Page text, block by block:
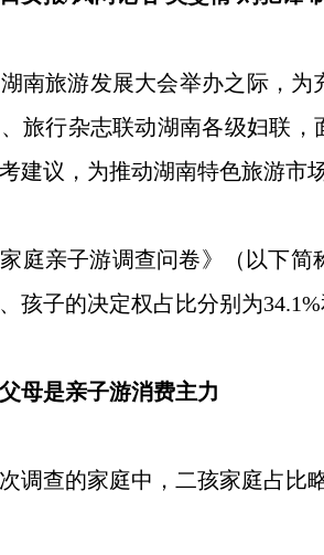
旅游发展大会举办之际，为
旅行杂志联动湖南各级妇联
建议，为推动湖南特色旅游市
亲子游调查问卷》（以下简称
孩子的决定权占比分别为
母是亲子游消费主力
查的家庭中，二孩家庭占比略